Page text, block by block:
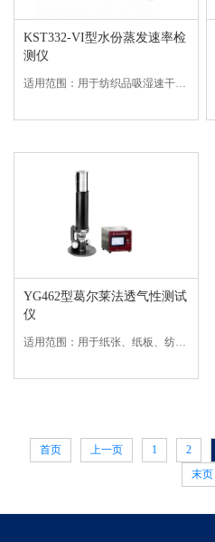
KST332-VI型水份蒸发速率检
测仪
适用范围：用于纺织品吸湿速干性评定符合标准：GB/T 21655.1-2008、GB/T 21655.1-2023等测试标准技术参数：1、彩色触屏输入输出，中、英文操作菜单2、称量范围：0～250g,精度0.001g3、...
YG462型葛尔莱法透气性测试
仪
首页 上一页 1 2
末页